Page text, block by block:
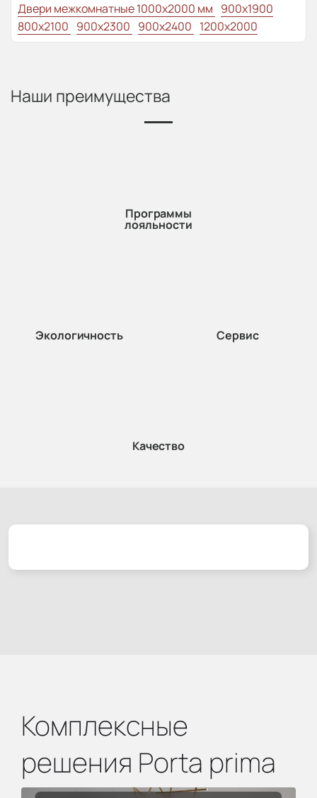
Двери межкомнатные 1000х2000 мм 900x1900
800x2100 900x2300 900x2400 1200x2000
Наши преимущества
Программы
лояльности
Экологичность Сервис
Качество
Комплексные
решения Porta prima